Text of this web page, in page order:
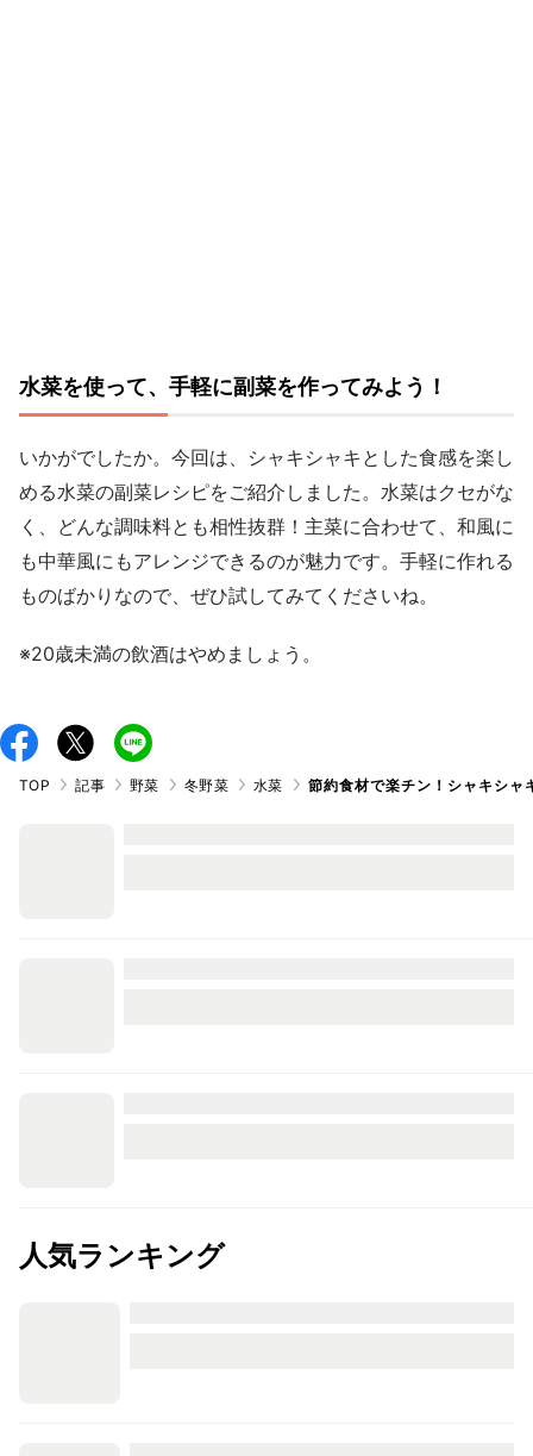
水菜を使って、手軽に副菜を作ってみよう！
いかがでしたか。今回は、シャキシャキとした食感を楽し
める水菜の副菜レシピをご紹介しました。水菜はクセがな
く、どんな調味料とも相性抜群！主菜に合わせて、和風に
も中華風にもアレンジできるのが魅力です。手軽に作れる
ものばかりなので、ぜひ試してみてくださいね。
※20歳未満の飲酒はやめましょう。
TOP 記事 野菜 冬野菜 水菜 節約食材で楽チン！シャキシャ
人気ランキング